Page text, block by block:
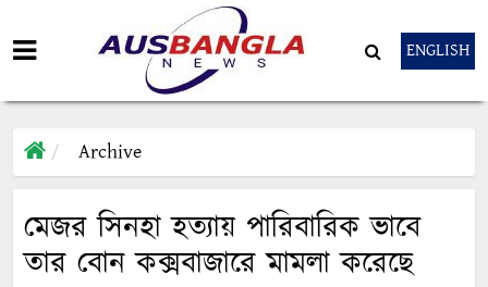
ENGLISH
Archive
মেজর সিনহা হত্যায় পারিবারিক ভাবে
তার বোন কক্সবাজারে মামলা করেছে